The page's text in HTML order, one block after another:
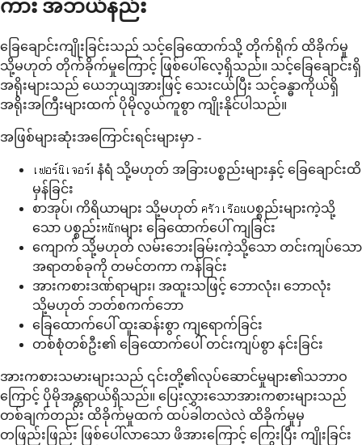
ကား အဘယ်နည်း
ခြေချောင်းကျိုးခြင်းသည် သင့်ခြေထောက်သို့ တိုက်ရိုက် ထိခိုက်မှု
သို့မဟုတ် တိုက်ခိုက်မှုကြောင့် ဖြစ်ပေါ်လေ့ရှိသည်။ သင့်ခြေချောင်းရှိ
အရိုးများသည် ယေဘုယျအားဖြင့် သေးငယ်ပြီး သင့်ခန္ဓာကိုယ်ရှိ
အရိုးအကြီးများထက် ပိုမိုလွယ်ကူစွာ ကျိုးနိုင်ပါသည်။
အဖြစ်များဆုံးအကြောင်းရင်းများမှာ -
เฟอร์นิเจอร์၊ နံရံ သို့မဟုတ် အခြားပစ္စည်းများနှင့် ခြေချောင်းထိ
မှန်ခြင်း
စာအုပ်၊ ကိရိယာများ သို့မဟုတ် ครัวเรือนပစ္စည်းများကဲ့သို့
သော ပစ္စည်းหนักများ ခြေထောက်ပေါ် ကျခြင်း
ကျောက် သို့မဟုတ် လမ်းဘေးခြမ်းကဲ့သို့သော တင်းကျပ်သော
အရာတစ်ခုကို တမင်တကာ ကန်ခြင်း
အားကစားဒဏ်ရာများ၊ အထူးသဖြင့် ဘောလုံး၊ ဘောလုံး
သို့မဟုတ် ဘတ်စကက်ဘော
ခြေထောက်ပေါ် ထူးဆန်းစွာ ကျရောက်ခြင်း
တစ်စုံတစ်ဦး၏ ခြေထောက်ပေါ် တင်းကျပ်စွာ နင်းခြင်း
အားကစားသမားများသည် ၎င်းတို့၏လုပ်ဆောင်မှုများ၏သဘာဝ
ကြောင့် ပိုမိုအန္တရာယ်ရှိသည်။ ပြေးလွှားသောအားကစားများသည်
တစ်ချက်တည်း ထိခိုက်မှုထက် ထပ်ခါတလဲလဲ ထိခိုက်မှုမှ
တဖြည်းဖြည်း ဖြစ်ပေါ်လာသော ဖိအားကြောင့် ကြွေးပြီး ကျိုးခြင်း